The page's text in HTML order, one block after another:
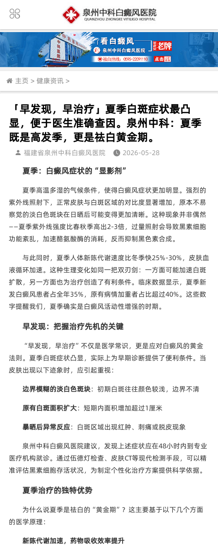
主页 > 健康资讯 >
「早发现，早治疗」夏季白斑症状最凸
显，便于医生准确查因。泉州中科：夏季
既是高发季，更是祛白黄金期。
福建省泉州中科白癜风医院 2026-05-28
夏季：白癜风症状的“显影剂”
夏季高温多湿的气候条件，使得白癜风症状更加明显。强烈的
紫外线照射下，正常皮肤与白斑区域的对比度显著增加，原本不易
察觉的淡白色斑块在日晒后可能变得更加清晰。这种现象并非偶然
——夏季紫外线强度比春秋季高出2-3倍，过量照射会导致黑素细胞
功能紊乱，加速酪氨酸酶的消耗，反而抑制黑色素合成。
与此同时，夏季人体新陈代谢速度比冬季快25%-30%，皮肤血
液循环加速。这种生理变化如同一把双刃剑：一方面可能加速白斑
扩散，另一方面也为治疗创造了有利条件。临床数据显示，夏季新
发白癜风患者占全年35%，原有病情加重者占比超过40%。这些数
字提醒我们，夏季确实是白癜风活动性增强的时期。
早发现：把握治疗先机的关键
“早发现，早治疗”不仅是医学常识，更是应对白癜风的黄金
法则。夏季白斑症状凸显，实际上为早期诊断提供了便利条件。当
皮肤出现以下迹象时，应引起重视：
边界模糊的淡白色斑块：初期白斑往往颜色较浅，边界不清
原有白斑面积扩大：短期内面积增加超过1厘米
暴晒后异常反应：白斑区域出现红肿、刺痛或脱皮现象
泉州中科白癜风医院建议，发现上述症状应在48小时内到专业
医疗机构就诊。通过伍德灯检查、皮肤CT等现代检测手段，可以精
准评估黑素细胞存活状况，为制定个性化治疗方案提供科学依据。
夏季治疗的独特优势
为什么说夏季是祛白的“黄金期”？这主要基于以下几个方面
的医学原理：
新陈代谢加速，药物吸收效率提升